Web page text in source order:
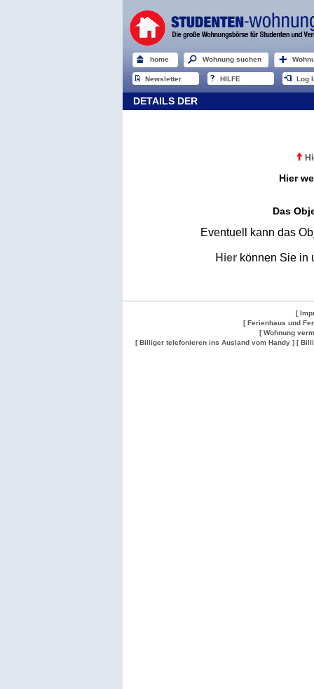
home Wohnung suchen
Newsletter HILFE Log
DETAILS DER
Hier
Das
Eventuell kann das
Hier können Sie in
[
[ Ferienhaus und
[ Wohnung
[ Billiger telefonieren ins Ausland vom Handy ] [